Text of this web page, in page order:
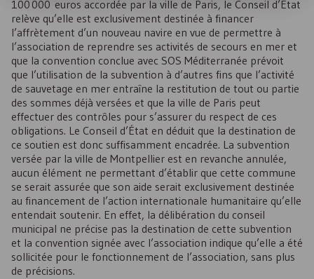
100 000 euros accordée par la ville de Paris, le Conseil d’État
relève qu’elle est exclusivement destinée à financer
l’affrètement d’un nouveau navire en vue de permettre à
l’association de reprendre ses activités de secours en mer et
que la convention conclue avec SOS Méditerranée prévoit
que l’utilisation de la subvention à d’autres fins que l’activité
de sauvetage en mer entraîne la restitution de tout ou partie
des sommes déjà versées et que la ville de Paris peut
effectuer des contrôles pour s’assurer du respect de ces
obligations. Le Conseil d’État en déduit que la destination de
ce soutien est donc suffisamment encadrée. La subvention
versée par la ville de Montpellier est en revanche annulée,
aucun élément ne permettant d’établir que cette commune
se serait assurée que son aide serait exclusivement destinée
au financement de l’action internationale humanitaire qu’elle
entendait soutenir. En effet, la délibération du conseil
municipal ne précise pas la destination de cette subvention
et la convention signée avec l’association indique qu’elle a été
sollicitée pour le fonctionnement de l’association, sans plus
de précisions.